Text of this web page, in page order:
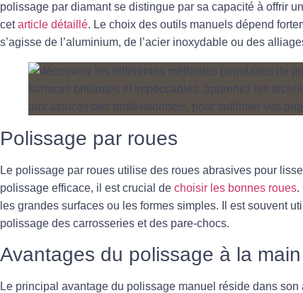
polissage par diamantse distingue par sa capacité à offrir
cetarticle détaillé. Le choix des outils manuels dépend
s’agisse de l’aluminium, de l’acier inoxydable ou des
Polissage par roues
Le polissage par roues utilise des roues abrasives pour
polissage efficace, il est crucial de choisir les bonnes roues.
les grandes surfaces ou les formes simples. Il est souvent
polissage des carrosseries et des pare-chocs.
Avantages du polissage à la main
Le principal avantage du polissage manuel réside dans